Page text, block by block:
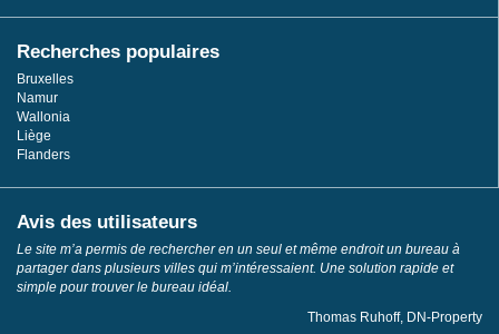
Recherches populaires
Bruxelles
Namur
Wallonia
Liège
Flanders
Avis des utilisateurs
Le site m’a permis de rechercher en un seul et même endroit un bureau à
partager dans plusieurs villes qui m’intéressaient. Une solution rapide et
simple pour trouver le bureau idéal.
Thomas Ruhoff, DN-Property